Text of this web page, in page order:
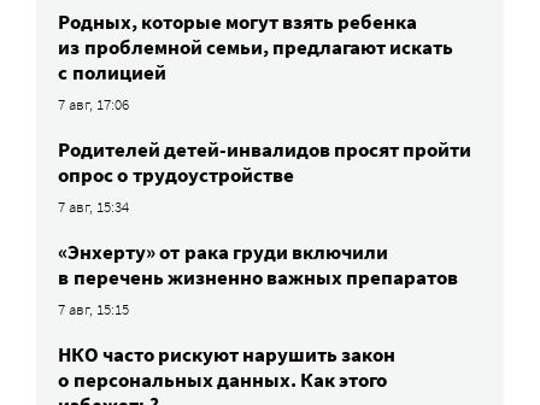
Родных, которые могут взять ребенка
из проблемной семьи, предлагают искать
с полицией
7 авг, 17:06
Родителей детей-инвалидов просят пройти
опрос о трудоустройстве
7 авг, 15:34
«Энхерту» от рака груди включили
в перечень жизненно важных препаратов
7 авг, 15:15
НКО часто рискуют нарушить закон
о персональных данных. Как этого